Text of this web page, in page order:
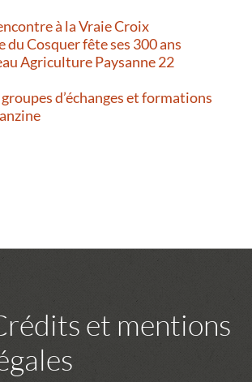
à la Vraie Croix
du Cosquer fête ses 300 ans
Agriculture Paysanne 22
d’échanges et formations
et mentions